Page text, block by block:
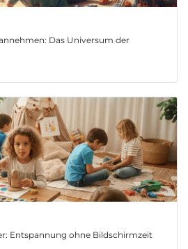
Das Universum der
Entspannung ohne Bildschirmzeit